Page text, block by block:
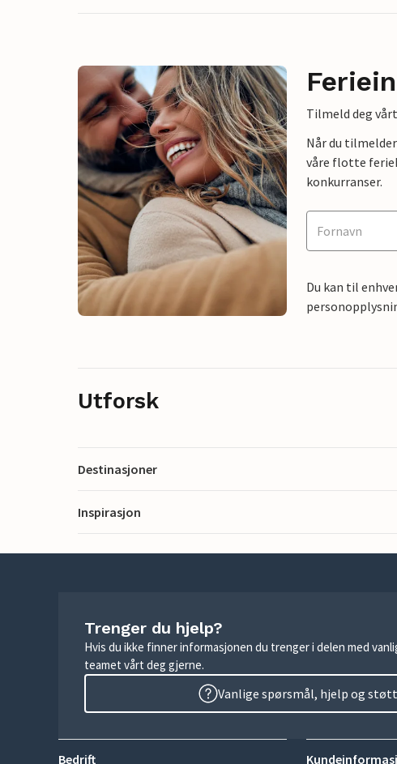
Tilmeld deg
Når du
våre flotte
konkurranser.
Du kan til
Utforsk
Destinasjoner
Inspirasjon
Trenger du hjelp?
Hvis du ikke finner informasjonen du trenger i delen med
teamet vårt deg gjerne.
Vanlige spørsmål, hjelp og
Bedrift